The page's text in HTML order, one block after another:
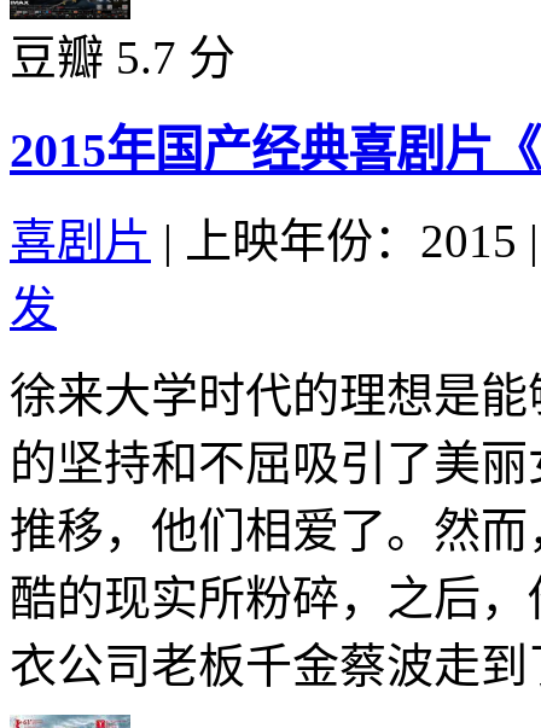
豆瓣 5.7 分
2015年国产经典喜剧片
喜剧片 | 上映年份：2015 |
发
徐来大学时代的理想是
的坚持和不屈吸引了美
推移，他们相爱了。然
酷的现实所粉碎，之后
衣公司老板千金蔡波走